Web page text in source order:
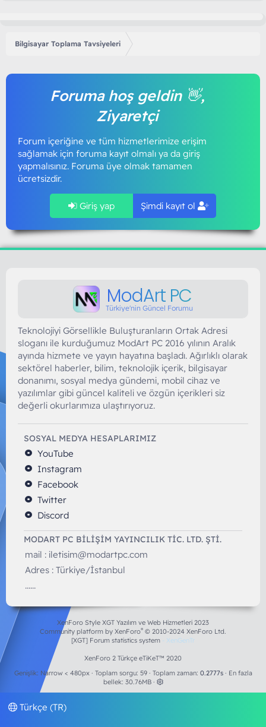
Bilgisayar Toplama Tavsiyeleri
Foruma hoş geldin 👋,
Ziyaretçi
Forum içeriğine ve tüm hizmetlerimize erişim
sağlamak için foruma kayıt olmalı ya da giriş
yapmalısınız. Foruma üye olmak tamamen
ücretsizdir.
Giriş yap Şimdi kayıt ol
ModArt PC
Türkiye'nin Güncel Forumu
Teknolojiyi Görsellikle Buluşturanların Ortak Adresi
sloganı ile kurduğumuz ModArt PC 2016 yılının Aralık
ayında hizmete ve yayın hayatına başladı. Ağırlıklı olarak
sektörel haberler, bilim, teknolojik içerik, bilgisayar
donanımı, sosyal medya gündemi, mobil cihaz ve
yazılımlar gibi güncel kaliteli ve özgün içerikleri siz
değerli okurlarımıza ulaştırıyoruz.
SOSYAL MEDYA HESAPLARIMIZ
YouTube
Instagram
Facebook
Twitter
Discord
MODART PC BILIŞIM YAYINCILIK TİC. LTD. ŞTİ.
mail : iletisim@modartpc.com
Adres : Türkiye/İstanbul
......
XenForo Style XGT Yazılım ve Web Hizmetleri 2023
Community platform by XenForo® © 2010-2024 XenForo Ltd.
[XGT] Forum statistics system
- XenGenTr
XenForo 2 Türkçe eTiKeT™ 2020
Genişlik
Toplam sorgu 59 Toplam zaman 0.2777s
En fazla
bellek 30.76MB
Türkçe (TR)